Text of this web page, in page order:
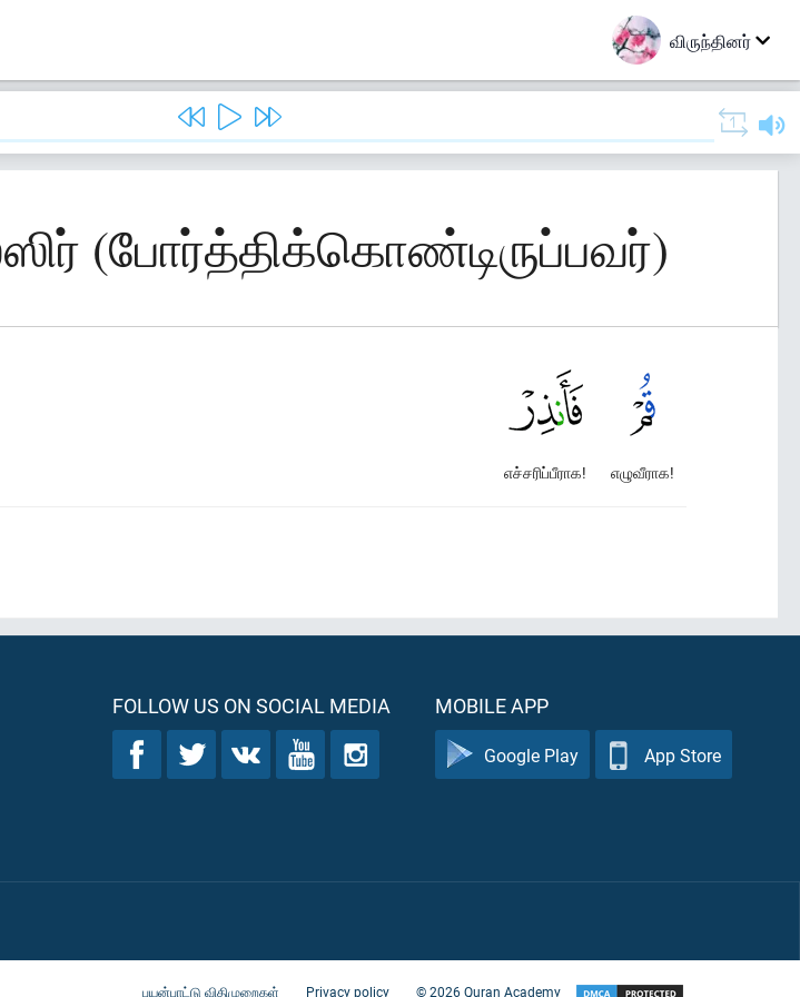
விருந்தினர்
(போர்த்திக்கொண்டிருப்பவர்)
எழுவீராக!
எச்சரிப்பீராக!
FOLLOW US ON SOCIAL MEDIA MOBILE APP
Google Play App Store
பயன்பாட்டு விதிமுறைகள் Privacy policy ©2026Quran Academy